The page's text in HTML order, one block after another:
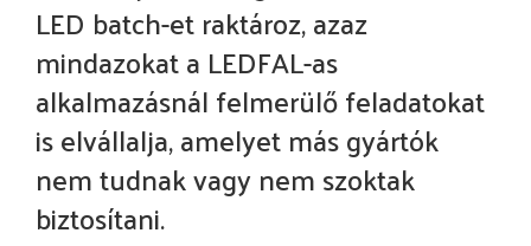
LED batch-et raktároz, azaz
mindazokat a LEDFAL-as
alkalmazásnál felmerülő feladatokat
is elvállalja, amelyet más gyártók
nem tudnak vagy nem szoktak
biztosítani.